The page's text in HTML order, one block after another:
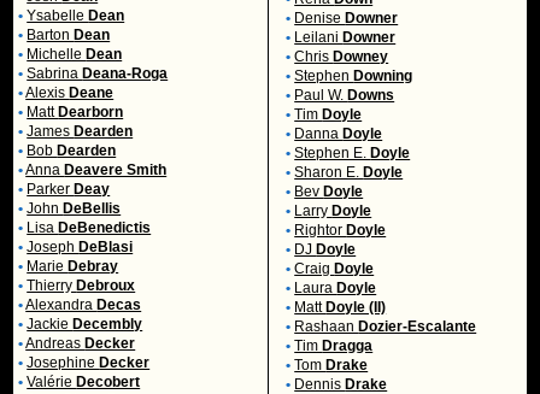
• Ysabelle Dean
• Barton Dean
• Michelle Dean
• Sabrina Deana-Roga
•Alexis Deane
• Matt Dearborn
• James Dearden
• Bob Dearden
•Anna Deavere Smith
• Parker Deay
• John DeBellis
• Lisa DeBenedictis
• Joseph DeBlasi
• Marie Debray
• Thierry Debroux
•Alexandra Decas
• Jackie Decembly
•Andreas Decker
• Josephine Decker
• Valérie Decobert
• Denise Downer
• Leilani Downer
• Chris Downey
• Stephen Downing
• Paul W. Downs
• Tim Doyle
• Danna Doyle
• Stephen E. Doyle
• Sharon E. Doyle
• Bev Doyle
• Larry Doyle
• Rightor Doyle
• DJ Doyle
• Craig Doyle
• Laura Doyle
• Matt Doyle (II)
• Rashaan Dozier-Escalante
• Tim Dragga
• Tom Drake
• Dennis Drake